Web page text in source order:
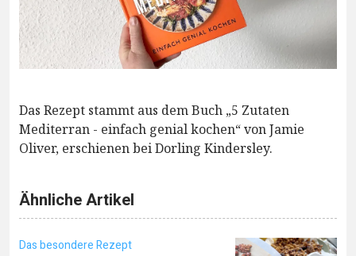
Das Rezept stammt aus dem Buch „5 Zutaten
Mediterran - einfach genial kochen“ von Jamie
Oliver, erschienen bei Dorling Kindersley.
Ähnliche Artikel
Das besondere Rezept